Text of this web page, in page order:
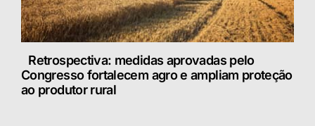
Retrospectiva: medidas aprovadas pelo
Congresso fortalecem agro e ampliam proteção
ao produtor rural